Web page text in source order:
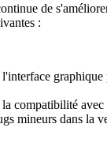
de
:
graphique
compatibilité
mineurs dans la